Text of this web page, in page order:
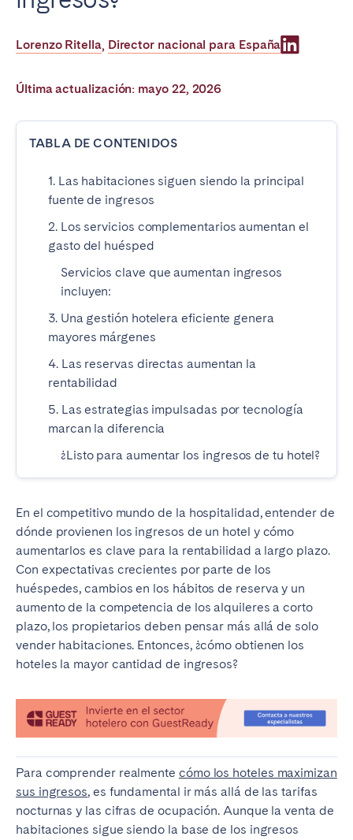
Lorenzo Ritella, Director nacional para España
Última actualización: mayo 22, 2026
TABLA DE CONTENIDOS
1. Las habitaciones siguen siendo la principal
fuente de ingresos
2. Los servicios complementarios aumentan el
gasto del huésped
Servicios clave que aumentan ingresos
incluyen:
3. Una gestión hotelera eficiente genera
mayores márgenes
4. Las reservas directas aumentan la
rentabilidad
5. Las estrategias impulsadas por tecnología
marcan la diferencia
¿Listo para aumentar los ingresos de tu hotel?
En el competitivo mundo de la hospitalidad, entender de
dónde provienen los ingresos de un hotel y cómo
aumentarlos es clave para la rentabilidad a largo plazo.
Con expectativas crecientes por parte de los
huéspedes, cambios en los hábitos de reserva y un
aumento de la competencia de los alquileres a corto
plazo, los propietarios deben pensar más allá de solo
vender habitaciones. Entonces, ¿cómo obtienen los
hoteles la mayor cantidad de ingresos?
Para comprender realmente cómo los hoteles maximizan
sus ingresos, es fundamental ir más allá de las tarifas
nocturnas y las cifras de ocupación. Aunque la venta de
habitaciones sigue siendo la base de los ingresos
Poitiers
Strasbourg
Toulouse
Dublin
SAUDI ARABIA
Riyadh
ESPAÑA
Alicante
Barcelona
Benidorm
Madrid
Mallorca
Marbella
San Sebastián
Valencia
ANDALUCÍA
Almería
Cádiz
Córdoba
Granada
Huelva
Málaga
Sevilla
El Hierro
Fuerteventura
Gran Canaria
La Gomera
La Palma
Lanzarote
Tenerife
SWITZERLAND
Basel
Bern
Geneva
Lucerne